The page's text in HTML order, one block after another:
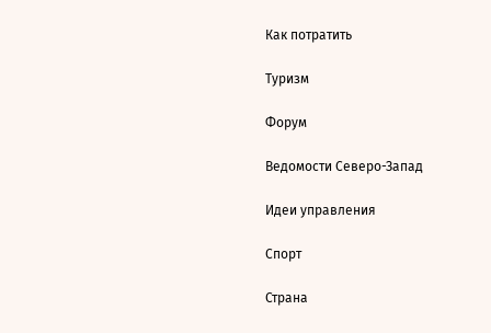
Как потратить
Туризм
Форум
Ведомости Северо-Запад
Идеи управления
Спорт
Страна